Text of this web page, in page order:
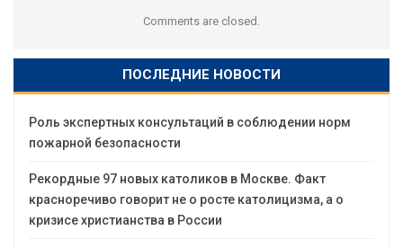
Comments are closed.
ПОСЛЕДНИЕ НОВОСТИ
Роль экспертных консультаций в соблюдении норм
пожарной безопасности
Рекордные 97 новых католиков в Москве. Факт
красноречиво говорит не о росте католицизма, а о
кризисе христианства в России